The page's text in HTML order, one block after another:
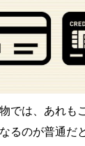
では、あれも
るのが普通だ